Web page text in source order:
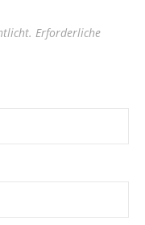
Erforderliche